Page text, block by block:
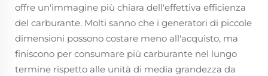
offre un'immagine più chiara dell'effettiva efficienza
del carburante. Molti sanno che i generatori di piccole
dimensioni possono costare meno all'acquisto, ma
finiscono per consumare più carburante nel lungo
termine rispetto alle unità di media grandezza da